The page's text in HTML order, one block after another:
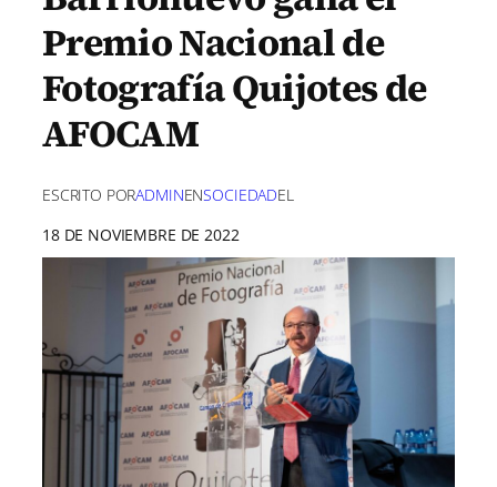
Premio Nacional de
Fotografía Quijotes de
AFOCAM
ESCRITO PORADMINENSOCIEDADEL
18 DE NOVIEMBRE DE 2022